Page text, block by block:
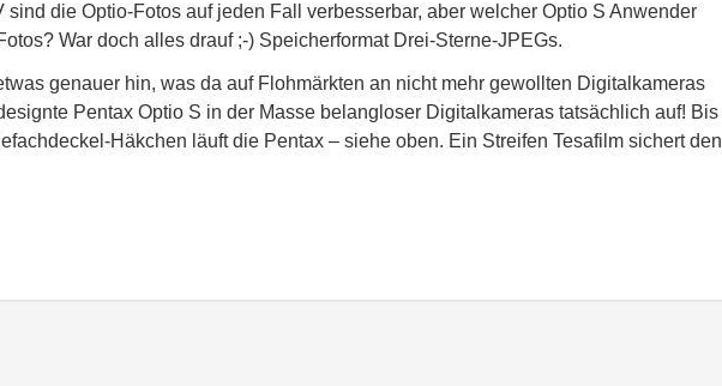
sind die Optio-Fotos auf jeden Fall verbesserbar, aber welcher Optio S Anwender
War doch alles drauf ;-) Speicherformat Drei-Sterne-JPEGs.
genauer hin, was da auf Flohmärkten an nicht mehr gewollten Digitalkameras
Pentax Optio S in der Masse belangloser Digitalkameras tatsächlich auf! Bis
Häkchen läuft die Pentax – siehe oben. Ein Streifen Tesafilm sichert den